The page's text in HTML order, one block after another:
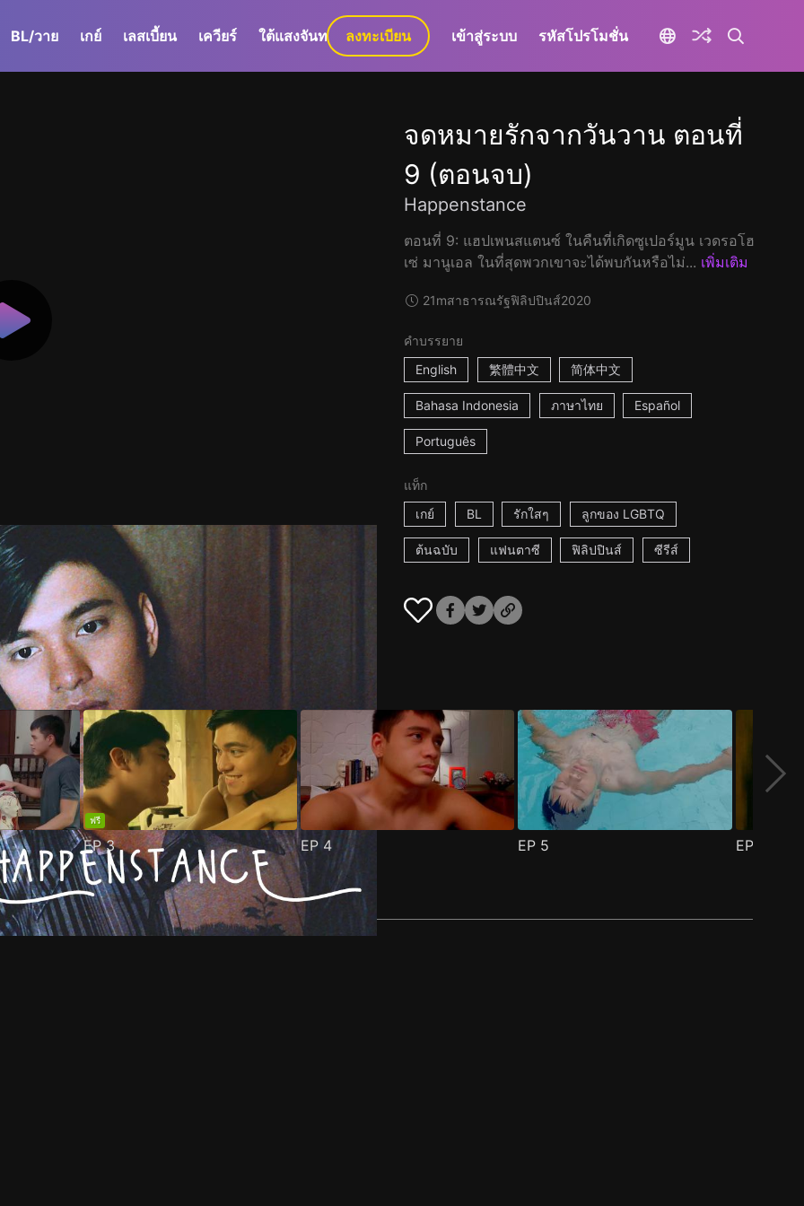
BL/วาย เกย์ เลสเบี้ยน เควียร์ ใต้แสงจันทร์ GaLa+
ลงทะเบียน เข้าสู่ระบบ รหัสโปรโมชั่น
จดหมายรักจากวันวาน ตอนที่
9 (ตอนจบ)
Happenstance
ตอนที่ 9: แฮปเพนสแตนซ์ ในคืนที่เกิดซูเปอร์มูน เวดรอโฮ
เซ่ มานูเอล ในที่สุดพวกเขาจะได้พบกันหรือไม่... เพิ่มเติม
21mสาธารณรัฐฟิลิปปินส์2020
คำบรรยาย
English
繁體中文 简体中文
Bahasa Indonesia ภาษาไทย Español
Português
แท็ก
เกย์
BL รักใสๆ ลูกของ LGBTQ
ต้นฉบับ แฟนตาซี ฟิลิปปินส์ ซีรีส์
ฟรี
EP3 EP 4 EP 5 EP